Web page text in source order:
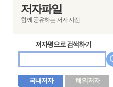
저자파일
함께 공유하는 저자 사전
저자명으로 검색하기
국내저자 해외저자